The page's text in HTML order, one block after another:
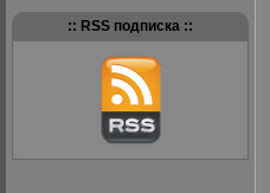
:: RSS подписка ::